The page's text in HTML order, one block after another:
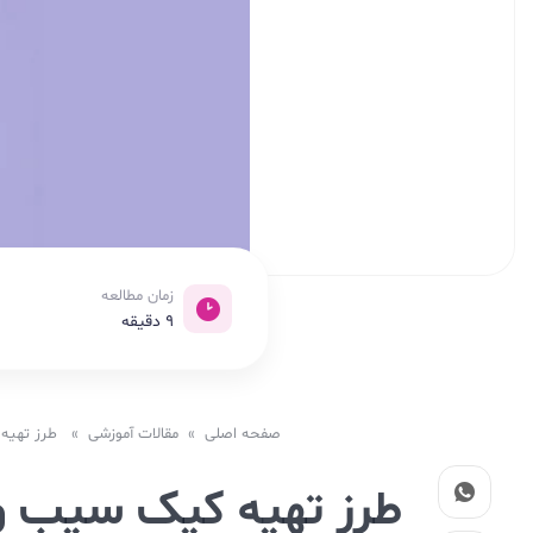
زمان مطالعه
9 دقیقه
صفحه اصلی » مقالات آموزشی » طرز تهیه کیک سیب و